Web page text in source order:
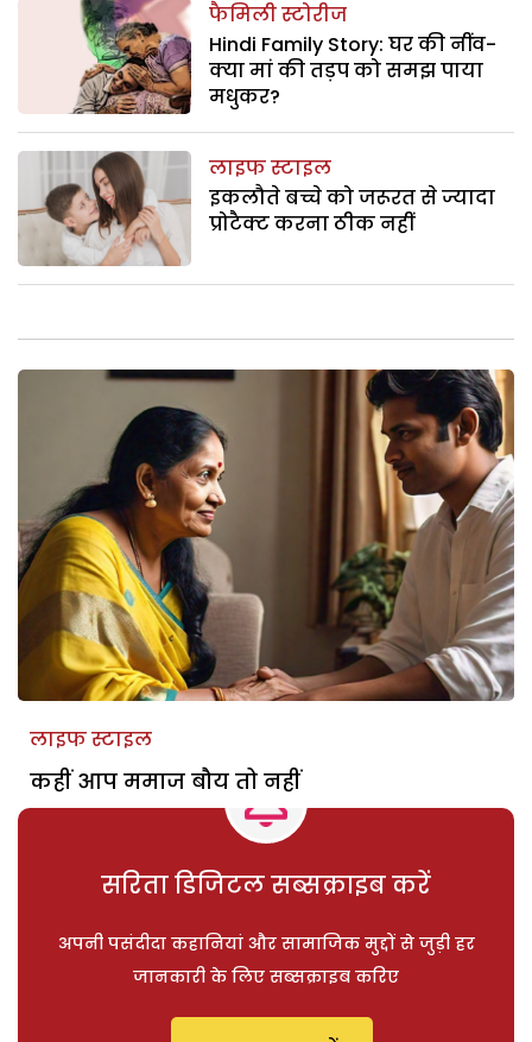
फैमिली स्टोरीज
Hindi Family Story: घर की नींव-
क्या मां की तड़प को समझ पाया
मधुकर?
लाइफ स्टाइल
इकलौते बच्चे को जरूरत से ज्यादा
प्रोटैक्ट करना ठीक नहीं
लाइफ स्टाइल
कहीं आप ममाज बौय तो नहीं
सरिता डिजिटल सब्सक्राइब करें
अपनी पसंदीदा कहानियां और सामाजिक मुद्दों से जुड़ी हर
जानकारी के लिए सब्सक्राइब करिए